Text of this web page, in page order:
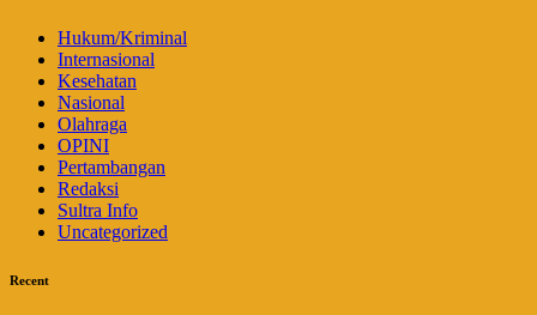
Hukum/Kriminal
Internasional
Kesehatan
Nasional
Olahraga
OPINI
Pertambangan
Redaksi
Sultra Info
Uncategorized
Recent